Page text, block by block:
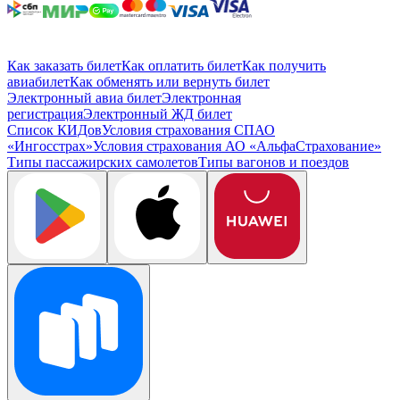
Как заказать билетКак оплатить билетКак получить
авиабилетКак обменять или вернуть билет
Электронный авиа билетЭлектронная
регистрацияЭлектронный ЖД билет
Список КИДовУсловия страхования СПАО
«Ингосстрах»Условия страхования АО «АльфаСтрахование»
Типы пассажирских самолетовТипы вагонов и поездов